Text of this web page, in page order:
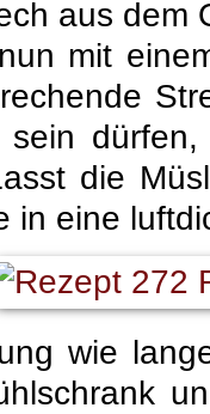
aus dem
mit
die
in eine
wie